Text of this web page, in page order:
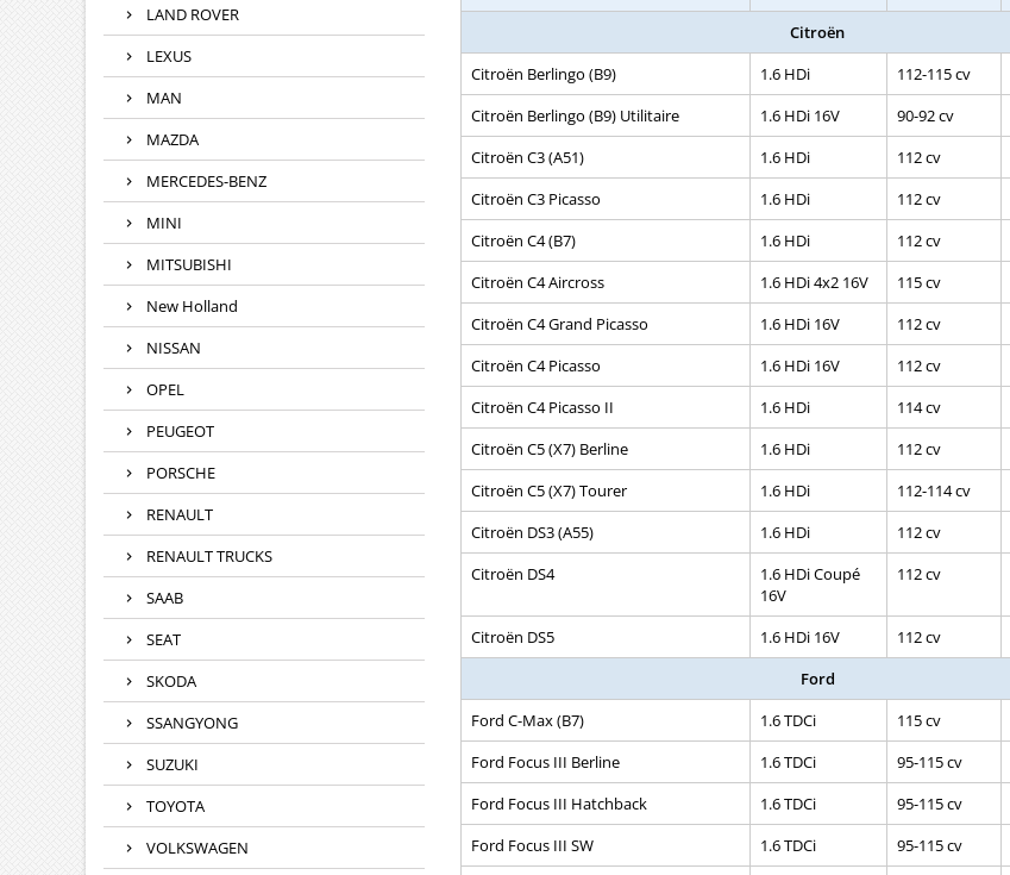
LAND ROVER
LEXUS
MAN
MAZDA
MERCEDES-BENZ
MINI
MITSUBISHI
New Holland
NISSAN
OPEL
PEUGEOT
PORSCHE
RENAULT
RENAULT TRUCKS
SAAB
SEAT
SKODA
SSANGYONG
SUZUKI
TOYOTA
VOLKSWAGEN
Citroën
Citroën Berlingo (B9)
1.6 HDi 112-115 cv
Citroën Berlingo (B9) Utilitaire
1.6 HDi 16V 90-92 cv
Citroën C3 (A51)
1.6 HDi 112 cv
Citroën C3 Picasso
1.6 HDi 112 cv
Citroën C4 (B7)
1.6 HDi 112 cv
Citroën C4 Aircross
1.6 HDi 4x2 16V 115 cv
Citroën C4 Grand Picasso
1.6 HDi 16V 112 cv
Citroën C4 Picasso
1.6 HDi 16V 112 cv
Citroën C4 Picasso II
1.6 HDi 114 cv
Citroën C5 (X7) Berline
1.6 HDi 112 cv
Citroën C5 (X7) Tourer
1.6 HDi 112-114 cv
Citroën DS3 (A55)
1.6 HDi 112 cv
Citroën DS4
1.6 HDi Coupé
16V
112 cv
Citroën DS5 1.6 HDi 16V 112 cv
Ford
Ford C-Max (B7)
1.6 TDCi 115 cv
Ford Focus III Berline
1.6 TDCi 95-115 cv
Ford Focus III Hatchback
1.6 TDCi 95-115 cv
Ford Focus III SW
1.6 TDCi 95-115 cv